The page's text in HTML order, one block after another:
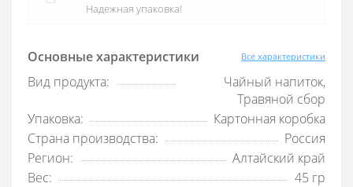
Основные характеристики Все характеристики
Вид продукта:
Чайный напиток,
Травяной сбор
Упаковка:
Картонная коробка
Страна производства:
Россия
Регион:
Алтайский край
Вес:
45 гр
Надежная упаковка!